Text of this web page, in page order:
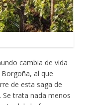
cambia de vida
al que
de esta saga de
. Se trata nada menos